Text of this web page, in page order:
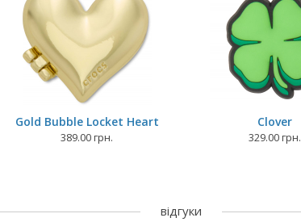
Gold Bubble Locket Heart
389.00 грн.
Clover
329.00 грн.
відгуки